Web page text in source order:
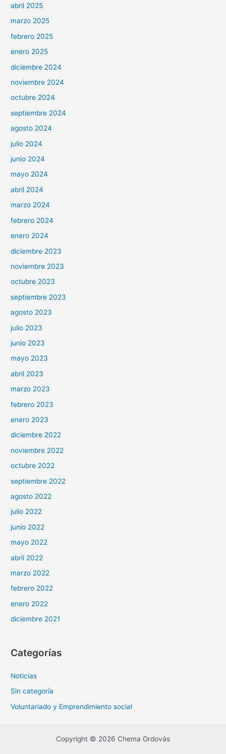
abril 2025
marzo 2025
febrero 2025
enero 2025
diciembre 2024
noviembre 2024
octubre 2024
septiembre 2024
agosto 2024
julio 2024
junio 2024
mayo 2024
abril 2024
marzo 2024
febrero 2024
enero 2024
diciembre 2023
noviembre 2023
octubre 2023
septiembre 2023
agosto 2023
julio 2023
junio 2023
mayo 2023
abril 2023
marzo 2023
febrero 2023
enero 2023
diciembre 2022
noviembre 2022
octubre 2022
septiembre 2022
agosto 2022
julio 2022
junio 2022
mayo 2022
abril 2022
marzo 2022
febrero 2022
enero 2022
diciembre 2021
Categorías
Noticias
Sin categoría
Voluntariado y Emprendimiento social
Copyright © 2026 Chema Ordovás